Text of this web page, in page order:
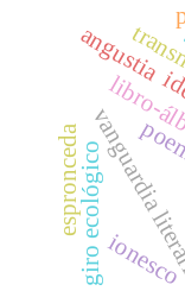
libro-
giro ecológico
espronceda
angustia
ionesco